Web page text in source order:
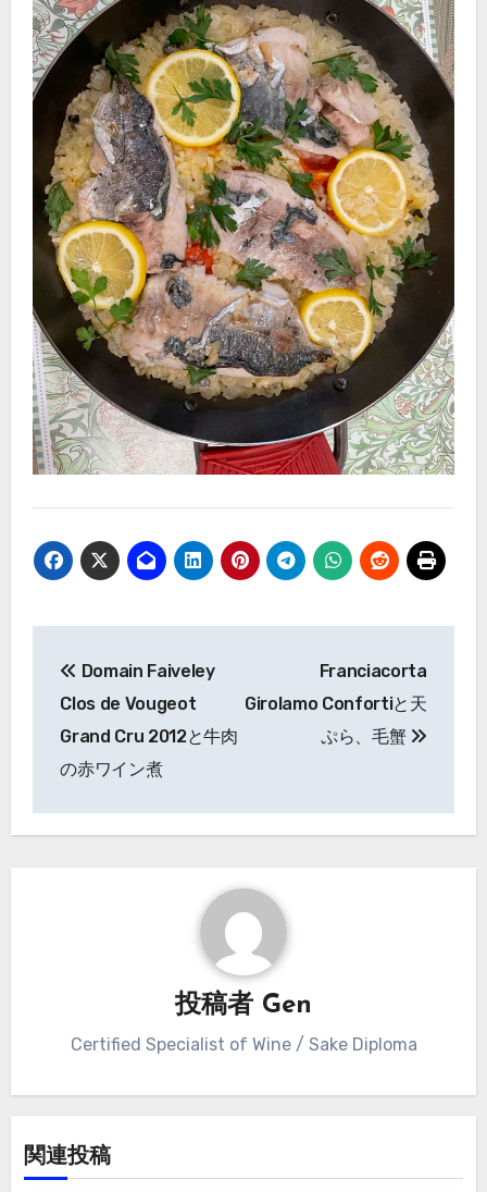
稿
ナ
ビ
ゲ
Domain Faiveley
Clos de Vougeot
Grand Cru 2012と牛肉
の赤ワイン煮
Franciacorta
Girolamo Confortiと天
ぷら、毛蟹
投稿者 Gen
Certified Specialist of Wine / Sake Diploma
関連投稿